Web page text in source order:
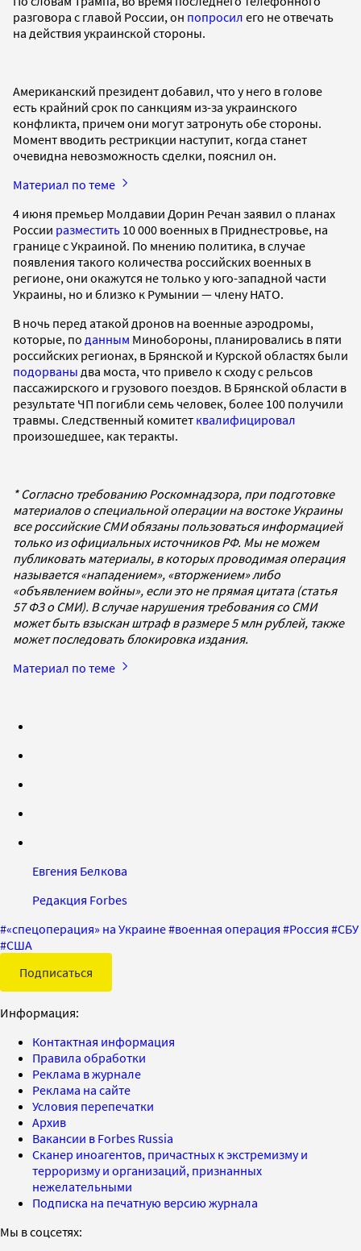
разговора с главой России, он попросил его не отвечать
на действия украинской стороны.
Американский президент добавил, что у него в голове
есть крайний срок по санкциям из-за украинского
конфликта, причем они могут затронуть обе стороны.
Момент вводить рестрикции наступит, когда станет
очевидна невозможность сделки, пояснил он.
Материал по теме
4 июня премьер Молдавии Дорин Речан заявил о планах
России разместить 10 000 военных в Приднестровье, на
границе с Украиной. По мнению политика, в случае
появления такого количества российских военных в
регионе, они окажутся не только у юго-западной части
Украины, но и близко к Румынии — члену НАТО.
В ночь перед атакой дронов на военные аэродромы,
которые, по данным Минобороны, планировались в пяти
российских регионах, в Брянской и Курской областях были
подорваны два моста, что привело к сходу с рельсов
пассажирского и грузового поездов. В Брянской области в
результате ЧП погибли семь человек, более 100 получили
травмы. Следственный комитет квалифицировал
произошедшее, как теракты.
* Согласно требованию Роскомнадзора, при подготовке
материалов о специальной операции на востоке Украины
все российские СМИ обязаны пользоваться информацией
только из официальных источников РФ. Мы не можем
публиковать материалы, в которых проводимая операция
называется «нападением», «вторжением» либо
«объявлением войны», если это не прямая цитата (статья
57 ФЗ о СМИ). В случае нарушения требования со СМИ
может быть взыскан штраф в размере 5 млн рублей, также
может последовать блокировка издания.
Материал по теме
Евгения Белкова
Редакция Forbes
#«спецоперация» на Украине#военная операция #Россия #СБУ
#США
Подписаться
Информация:
Контактная информация
Правила обработки
Реклама в журнале
Реклама на сайте
Условия перепечатки
Архив
Вакансии в Forbes Russia
Сканер иноагентов, причастных к экстремизму и
терроризму и организаций, признанных
нежелательными
Подписка на печатную версию журнала
Мы в соцсетях: